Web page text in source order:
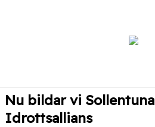
OM FÖRENINGEN
Nu bildar vi Sollentuna
Idrottsallians